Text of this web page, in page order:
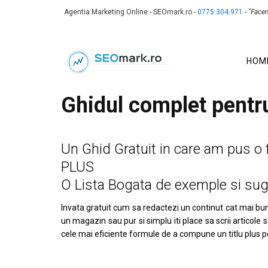
Agentia Marketing Online - SEOmark.ro - 0775.304.971 -
Ghidul complet
Un Ghid Gratuit in care am pus
PLUS
O Lista Bogata de exemple si
Invata gratuit cum sa redactezi un continut cat mai
un magazin sau pur si simplu iti place sa scrii articole
cele mai eficiente formule de a compune un titlu plus